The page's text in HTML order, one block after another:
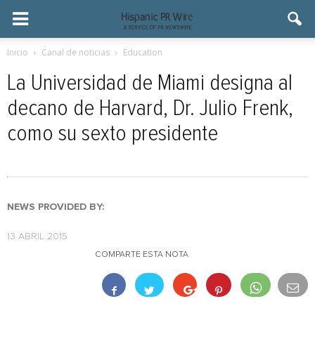
Inicio Canal de noticias Education
La Universidad de Miami designa al
decano de Harvard, Dr. Julio Frenk,
como su sexto presidente
NEWS PROVIDED BY:
13 ABRIL 2015
COMPARTE ESTA NOTA